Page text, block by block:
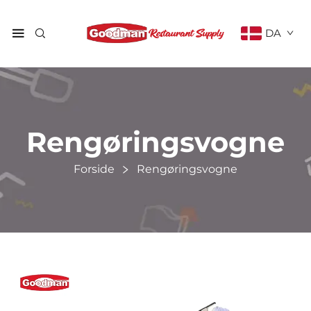
DA
Rengøringsvogne
Forside Rengøringsvogne